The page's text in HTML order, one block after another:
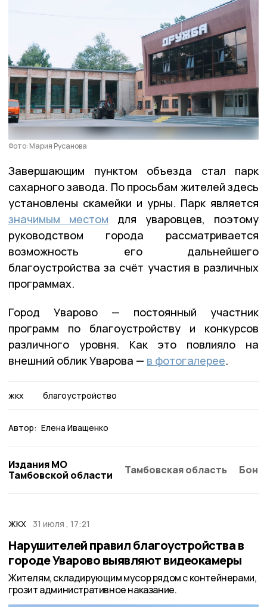
Фото: Мария Русанова
Завершающим пунктом объезда стал парк
сахарного завода. По просьбам жителей здесь
установлены скамейки и урны. Парк является
значимым местом для уваровцев, поэтому
руководством города рассматривается
возможность его дальнейшего
благоустройства за счёт участия в различных
программах.
Город Уварово — постоянный участник
программ по благоустройству и конкурсов
различного уровня. Как это повлияло на
внешний облик Уварова — в фотогалерее.
жкх благоустройство
Автор: Елена Иващенко
Издания МО
Тамбовской области
Тамбовская область
ЖКХ 31 июля , 17:21
Нарушителей правил благоустройства в
городе Уварово выявляют видеокамеры
Жителям, складирующим мусор рядом с контейнерами,
грозит административное наказание.